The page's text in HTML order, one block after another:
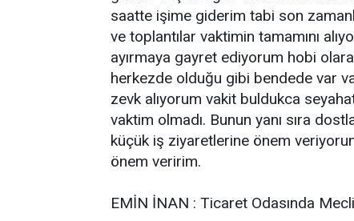
saatte işime giderim tabi son
ve toplantılar vaktimin tamamını
ayırmaya gayret ediyorum hobi
herkezde olduğu gibi bendede var
zevk alıyorum vakit buldukca
vaktim olmadı. Bunun yanı sıra
küçük iş ziyaretlerine önem
önem veririm.
EMİN İNAN : Ticaret Odasında